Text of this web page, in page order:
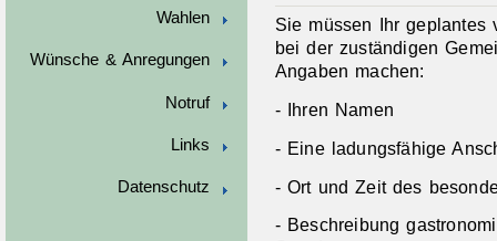
Wahlen
Wünsche & Anregungen
Notruf
Links
Datenschutz
Sie müssen Ihr geplantes
bei der zuständigen
Angaben machen:
- Ihren Namen
- Eine ladungsfähige
- Ort und Zeit des
- Beschreibung